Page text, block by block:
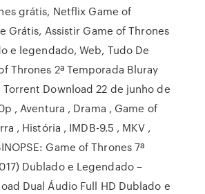
grátis, Netflix Game of
Grátis, Assistir Game of Thrones
e legendado, Web, Tudo De
Thrones 2ª Temporada Bluray
Download 22 de junho de
, Aventura , Drama , Game of
, História , IMDB-9.5 , MKV ,
Game of Thrones 7ª
Dublado e Legendado –
Dual Áudio Full HD Dublado e